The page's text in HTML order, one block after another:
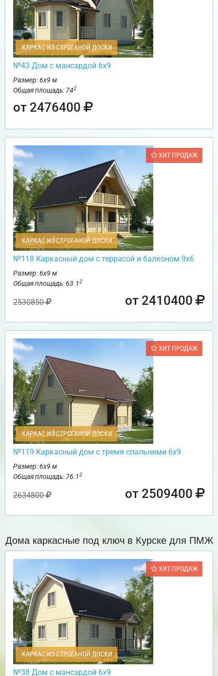
КАРКАС ИЗ СТРОГАНОЙ ДОСКИ
№43 Дом с мансардой 6х9
Размер: 6х9 м
Общая площадь: 742
от 2476400
ХИТ ПРОДАЖ
КАРКАС ИЗ СТРОГАНОЙ ДОСКИ
№118 Каркасный дом с террасой и балконом 9х6
Размер: 6х9 м
Общая площадь: 63.12
2530850 от 2410400
ХИТ ПРОДАЖ
КАРКАС ИЗ СТРОГАНОЙ ДОСКИ
№119 Каркасный дом с тремя спальнями 6х9
Размер: 6х9 м
Общая площадь: 76.12
2634800 от 2509400
Дома каркасные под ключ в Курске для ПМЖ
ХИТ ПРОДАЖ
КАРКАС ИЗ СТРОГАНОЙ ДОСКИ
№38 Дом с мансардой 6х9